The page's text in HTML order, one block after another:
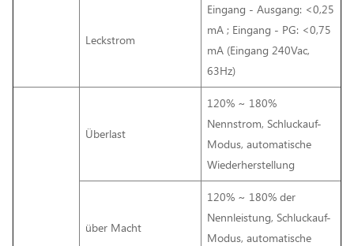
Leckstrom
Eingang - Ausgang: <0,25
mA ; Eingang - PG: <0,75
mA (Eingang 240Vac,
63Hz)
Überlast
120% ~ 180%
Nennstrom, Schluckauf-
Modus, automatische
Wiederherstellung
über Macht
120% ~ 180% der
Nennleistung, Schluckauf-
Modus, automatische